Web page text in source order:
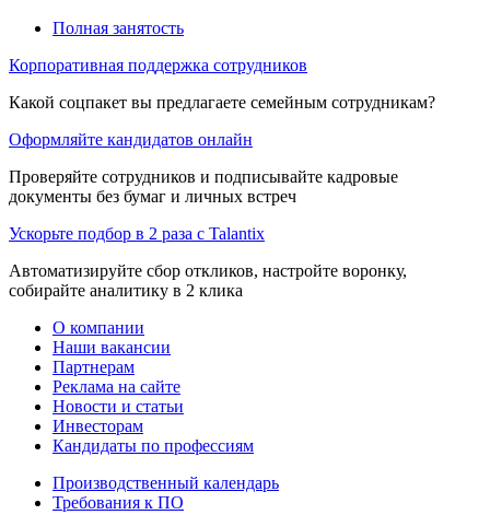
Полная занятость
Корпоративная поддержка сотрудников
Какой соцпакет вы предлагаете семейным сотрудникам?
Оформляйте кандидатов онлайн
Проверяйте сотрудников и подписывайте кадровые
документы без бумаг и личных встреч
Ускорьте подбор в 2 раза с Talantix
Автоматизируйте сбор откликов, настройте воронку,
собирайте аналитику в 2 клика
О компании
Наши вакансии
Партнерам
Реклама на сайте
Новости и статьи
Инвесторам
Кандидаты по профессиям
Производственный календарь
Требования к ПО